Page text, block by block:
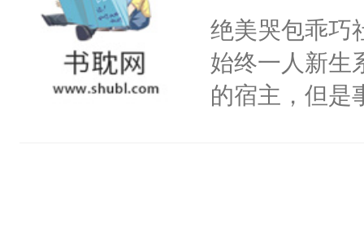
堂魔尊……行
位，当日就抢
神偏执：不许
间变脸背叛他
的恶事他都对
一个权力滔天
右男主又报复
绝美哭包乖巧
始终一人新生
的宿主，但